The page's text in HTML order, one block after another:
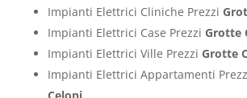
Impianti Elettrici Cliniche Prezzi
Impianti Elettrici Case Prezzi Grotte
Impianti Elettrici Ville Prezzi Grotte
Impianti Elettrici Appartamenti